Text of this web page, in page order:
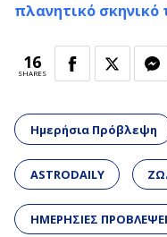
πλανητικό σκηνικό
16
SHARES
Ημερήσια Πρόβλεψη
ASTRODAILY
ΗΜΕΡΗΣΙΕΣ